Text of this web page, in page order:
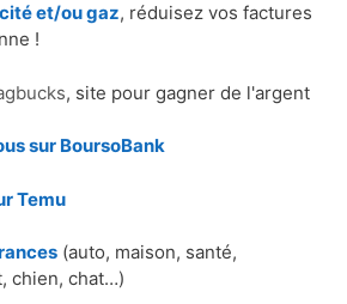
et/ou gaz, réduisez vos factures
!
, site pour gagner de l'argent
sur BoursoBank
Temu
(auto, maison, santé,
chien, chat…)